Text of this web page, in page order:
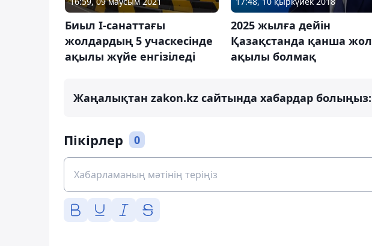
Биыл І-санаттағы
жолдардың 5 учаскесінде
ақылы жүйе енгізіледі
2025 жылға дейін
Қазақстанда қанша жол
ақылы болмақ
Жаңалықтан zakon.kz сайтында хабардар болыңыз:
Пікірлер 0